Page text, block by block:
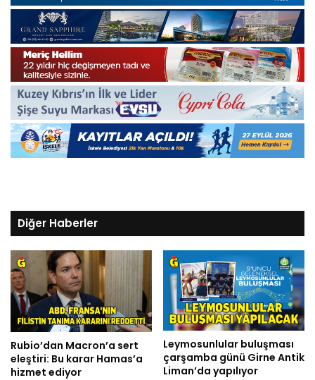
Diğer Haberler
Rubio’dan Macron’a sert
eleştiri: Bu karar Hamas’a
hizmet ediyor
Leymosunlular buluşması
çarşamba günü Girne Antik
Liman’da yapılıyor